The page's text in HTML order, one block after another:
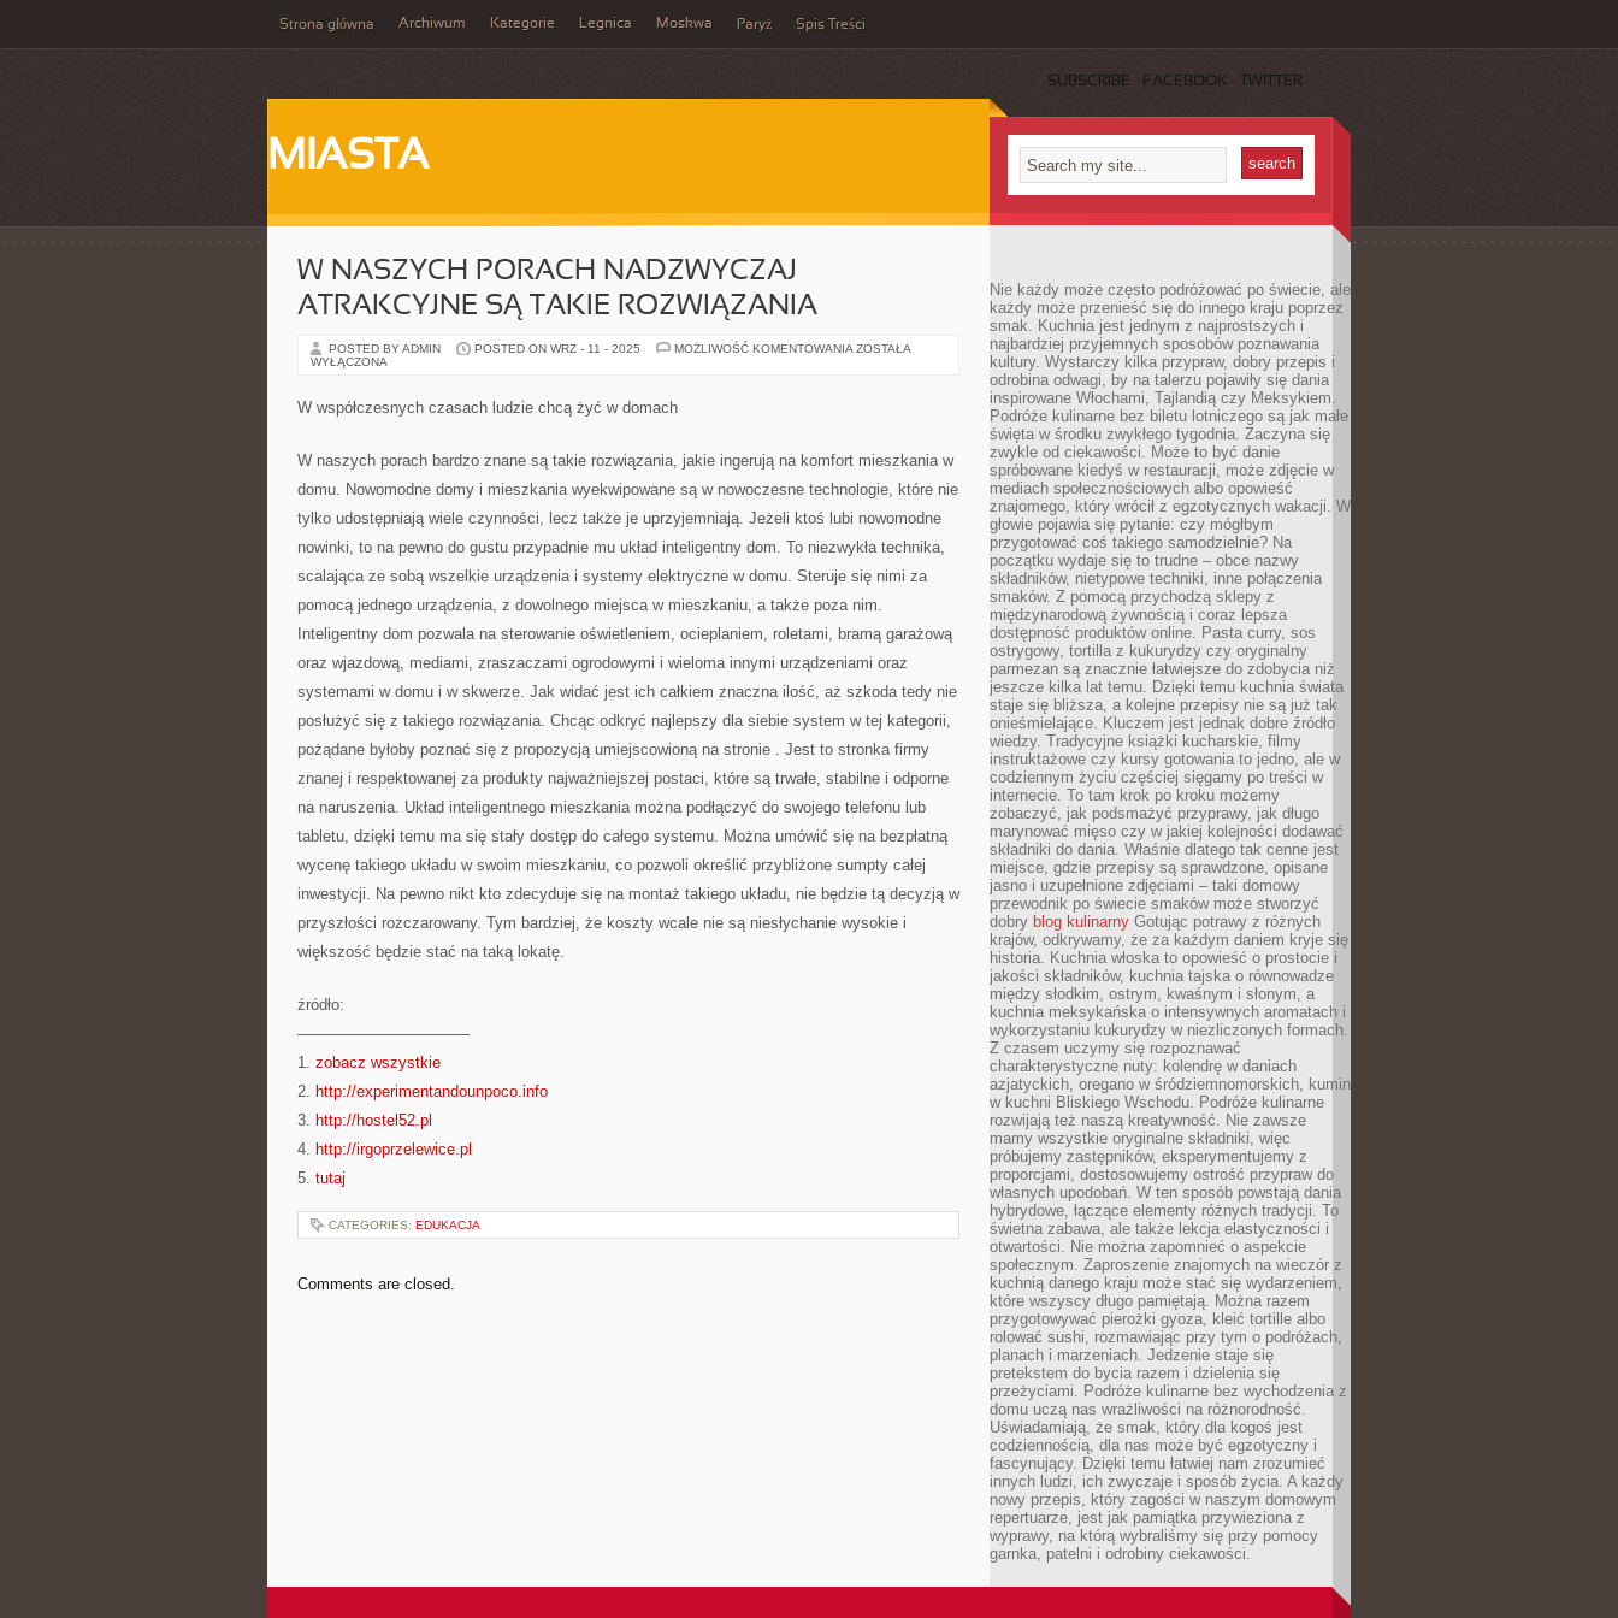
Strona główna Archiwum Kategorie Legnica Moskwa Paryż Spis Treści
SUBSCRIBE FACEBOOK TWITTER
MIASTA
W NASZYCH PORACH NADZWYCZAJ
ATRAKCYJNE SĄ TAKIE ROZWIĄZANIA
POSTED BY ADMIN POSTED ON WRZ - 11 - 2025 MOŻLIWOŚĆ KOMENTOWANIA W
ZOSTAŁA
WYŁĄCZONA
W współczesnych czasach ludzie chcą żyć w domach
W naszych porach bardzo znane są takie rozwiązania, jakie ingerują na komfort mieszkania w
domu. Nowomodne domy i mieszkania wyekwipowane są w nowoczesne technologie, które nie
tylko udostępniają wiele czynności, lecz także je uprzyjemniają. Jeżeli ktoś lubi nowomodne
nowinki, to na pewno do gustu przypadnie mu układ inteligentny dom. To niezwykła technika,
scalająca ze sobą wszelkie urządzenia i systemy elektryczne w domu. Steruje się nimi za
pomocą jednego urządzenia, z dowolnego miejsca w mieszkaniu, a także poza nim.
Inteligentny dom pozwala na sterowanie oświetleniem, ocieplaniem, roletami, bramą garażową
oraz wjazdową, mediami, zraszaczami ogrodowymi i wieloma innymi urządzeniami oraz
systemami w domu i w skwerze. Jak widać jest ich całkiem znaczna ilość, aż szkoda tedy nie
posłużyć się z takiego rozwiązania. Chcąc odkryć najlepszy dla siebie system w tej kategorii,
pożądane byłoby poznać się z propozycją umiejscowioną na stronie . Jest to stronka firmy
znanej i respektowanej za produkty najważniejszej postaci, które są trwałe, stabilne i odporne
na naruszenia. Układ inteligentnego mieszkania można podłączyć do swojego telefonu lub
tabletu, dzięki temu ma się stały dostęp do całego systemu. Można umówić się na bezpłatną
wycenę takiego układu w swoim mieszkaniu, co pozwoli określić przybliżone sumpty całej
inwestycji. Na pewno nikt kto zdecyduje się na montaż takiego układu, nie będzie tą decyzją w
przyszłości rozczarowany. Tym bardziej, że koszty wcale nie są niesłychanie wysokie i
większość będzie stać na taką lokatę.
źródło:
———————————
1. zobacz wszystkie
2. http://experimentandounpoco.info
3. http://hostel52.pl
4. http://irgoprzelewice.pl
5. tutaj
CATEGORIES: EDUKACJA
Comments are closed.
Nie każdy może często podróżować po świecie, ale
każdy może przenieść się do innego kraju poprzez
smak. Kuchnia jest jednym z najprostszych i
najbardziej przyjemnych sposobów poznawania
kultury. Wystarczy kilka przypraw, dobry przepis i
odrobina odwagi, by na talerzu pojawiły się dania
inspirowane Włochami, Tajlandią czy Meksykiem.
Podróże kulinarne bez biletu lotniczego są jak małe
święta w środku zwykłego tygodnia. Zaczyna się
zwykle od ciekawości. Może to być danie
spróbowane kiedyś w restauracji, może zdjęcie w
mediach społecznościowych albo opowieść
znajomego, który wrócił z egzotycznych wakacji. W
głowie pojawia się pytanie: czy mógłbym
przygotować coś takiego samodzielnie? Na
początku wydaje się to trudne – obce nazwy
składników, nietypowe techniki, inne połączenia
smaków. Z pomocą przychodzą sklepy z
międzynarodową żywnością i coraz lepsza
dostępność produktów online. Pasta curry, sos
ostrygowy, tortilla z kukurydzy czy oryginalny
parmezan są znacznie łatwiejsze do zdobycia niż
jeszcze kilka lat temu. Dzięki temu kuchnia świata
staje się bliższa, a kolejne przepisy nie są już tak
onieśmielające. Kluczem jest jednak dobre źródło
wiedzy. Tradycyjne książki kucharskie, filmy
instruktażowe czy kursy gotowania to jedno, ale w
codziennym życiu częściej sięgamy po treści w
internecie. To tam krok po kroku możemy
zobaczyć, jak podsmażyć przyprawy, jak długo
marynować mięso czy w jakiej kolejności dodawać
składniki do dania. Właśnie dlatego tak cenne jest
miejsce, gdzie przepisy są sprawdzone, opisane
jasno i uzupełnione zdjęciami – taki domowy
przewodnik po świecie smaków może stworzyć
dobry blog kulinarny Gotując potrawy z różnych
krajów, odkrywamy, że za każdym daniem kryje się
historia. Kuchnia włoska to opowieść o prostocie i
jakości składników, kuchnia tajska o równowadze
między słodkim, ostrym, kwaśnym i słonym, a
kuchnia meksykańska o intensywnych aromatach i
wykorzystaniu kukurydzy w niezliczonych formach.
Z czasem uczymy się rozpoznawać
charakterystyczne nuty: kolendrę w daniach
azjatyckich, oregano w śródziemnomorskich, kumin
w kuchni Bliskiego Wschodu. Podróże kulinarne
rozwijają też naszą kreatywność. Nie zawsze
mamy wszystkie oryginalne składniki, więc
próbujemy zastępników, eksperymentujemy z
proporcjami, dostosowujemy ostrość przypraw do
własnych upodobań. W ten sposób powstają dania
hybrydowe, łączące elementy różnych tradycji. To
świetna zabawa, ale także lekcja elastyczności i
otwartości. Nie można zapomnieć o aspekcie
społecznym. Zaproszenie znajomych na wieczór z
kuchnią danego kraju może stać się wydarzeniem,
które wszyscy długo pamiętają. Można razem
przygotowywać pierożki gyoza, kleić tortille albo
rolować sushi, rozmawiając przy tym o podróżach,
planach i marzeniach. Jedzenie staje się
pretekstem do bycia razem i dzielenia się
przeżyciami. Podróże kulinarne bez wychodzenia z
domu uczą nas wrażliwości na różnorodność.
Uświadamiają, że smak, który dla kogoś jest
codziennością, dla nas może być egzotyczny i
fascynujący. Dzięki temu łatwiej nam zrozumieć
innych ludzi, ich zwyczaje i sposób życia. A każdy
nowy przepis, który zagości w naszym domowym
repertuarze, jest jak pamiątka przywieziona z
wyprawy, na którą wybraliśmy się przy pomocy
garnka, patelni i odrobiny ciekawości.